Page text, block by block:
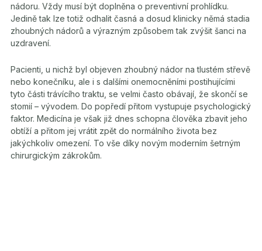
nádoru. Vždy musí být doplněna o preventivní prohlídku.
Jedině tak lze totiž odhalit časná a dosud klinicky němá stadia
zhoubných nádorů a výrazným způsobem tak zvýšit šanci na
uzdravení.
Pacienti, u nichž byl objeven zhoubný nádor na tlustém střevě
nebo konečníku, ale i s dalšími onemocněními postihujícími
tyto části trávícího traktu, se velmi často obávají, že skončí se
stomií – vývodem. Do popředí přitom vystupuje psychologický
faktor. Medicína je však již dnes schopna člověka zbavit jeho
obtíží a přitom jej vrátit zpět do normálního života bez
jakýchkoliv omezení. To vše díky novým moderním šetrným
chirurgickým zákrokům.